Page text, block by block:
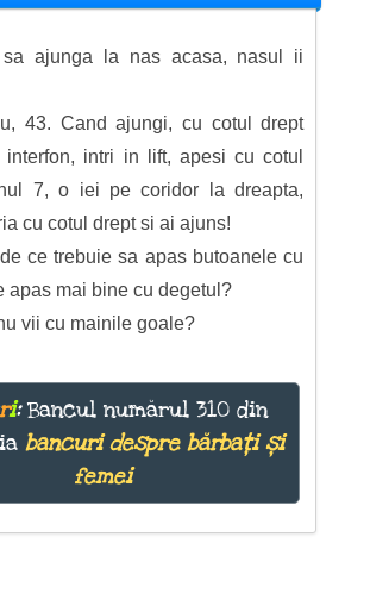
sa ajunga la nas acasa, nasul ii
43. Cand ajungi, cu cotul drept
intri in lift, apesi cu cotul
7, o iei pe coridor la dreapta,
cu cotul drept si ai ajuns!
ce trebuie sa apas butoanele cu
apas mai bine cu degetul?
vii cu mainile goale?
ri:Bancul numărul 310 din
bancuri despre bărbați și
femei